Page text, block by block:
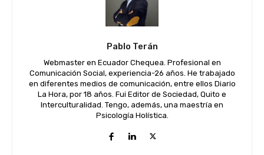
Pablo Terán
Webmaster en Ecuador Chequea. Profesional en
Comunicación Social, experiencia-26 años. He trabajado
en diferentes medios de comunicación, entre ellos Diario
La Hora, por 18 años. Fui Editor de Sociedad, Quito e
Interculturalidad. Tengo, además, una maestría en
Psicología Holística.